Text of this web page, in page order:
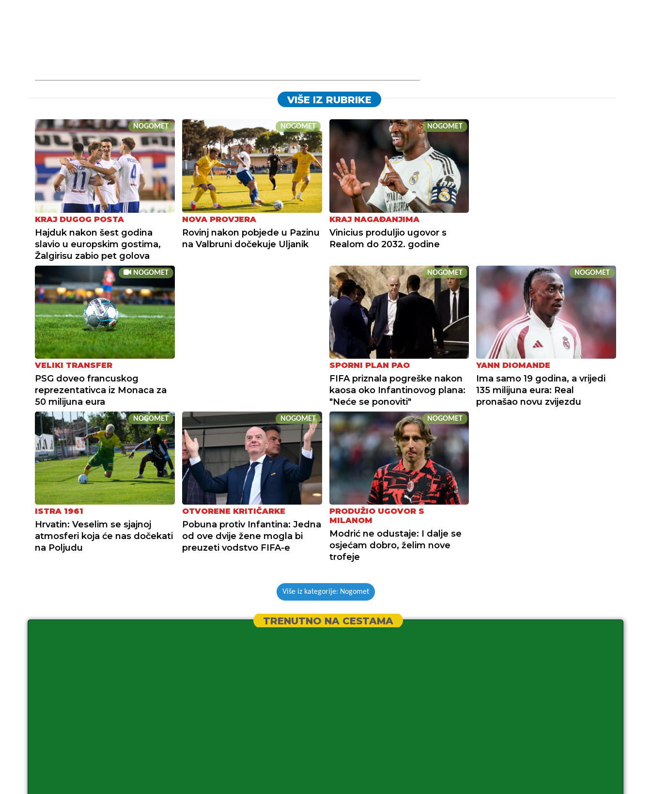
VIŠE IZ RUBRIKE
NOGOMET
KRAJ DUGOG POSTA
Hajduk nakon šest godina
slavio u europskim gostima,
Žalgirisu zabio pet golova
NOGOMET
NOVA PROVJERA
Rovinj nakon pobjede u Pazinu
na Valbruni dočekuje Uljanik
NOGOMET
KRAJ NAGAĐANJIMA
Vinicius produljio ugovor s
Realom do 2032. godine
NOGOMET
VELIKI TRANSFER
PSG doveo francuskog
reprezentativca iz Monaca za
50 milijuna eura
NOGOMET
SPORNI PLAN PAO
FIFA priznala pogreške nakon
kaosa oko Infantinovog plana:
"Neće se ponoviti"
NOGOMET
YANN DIOMANDE
Ima samo 19 godina, a vrijedi
135 milijuna eura: Real
pronašao novu zvijezdu
NOGOMET
ISTRA 1961
Hrvatin: Veselim se sjajnoj
atmosferi koja će nas dočekati
na Poljudu
NOGOMET
OTVORENE KRITIČARKE
Pobuna protiv Infantina: Jedna
od ove dvije žene mogla bi
preuzeti vodstvo FIFA-e
NOGOMET
PRODUŽIO UGOVOR S
MILANOM
Modrić ne odustaje: I dalje se
osjećam dobro, želim nove
trofeje
Više iz kategorije: Nogomet
TRENUTNO NA CESTAMA